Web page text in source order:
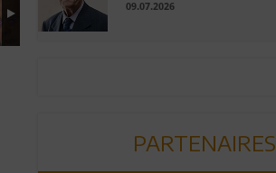
09.07.2026
PARTENAIRES